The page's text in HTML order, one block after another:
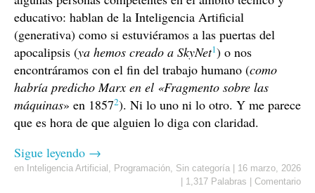
educativo: hablan de la Inteligencia Artificial
(generativa) como si estuviéramos a las puertas del
apocalipsis (ya hemos creado a SkyNet1) o nos
encontráramos con el fin del trabajo humano (como
habría predicho Marx en el «Fragmento sobre las
máquinas» en 18572). Ni lo uno ni lo otro. Y me parece
que es hora de que alguien lo diga con claridad.
Sigue leyendo →
en Inteligencia Artificial Programación Sin categoría
16 marzo, 2026
1,317 Palabras Comentario